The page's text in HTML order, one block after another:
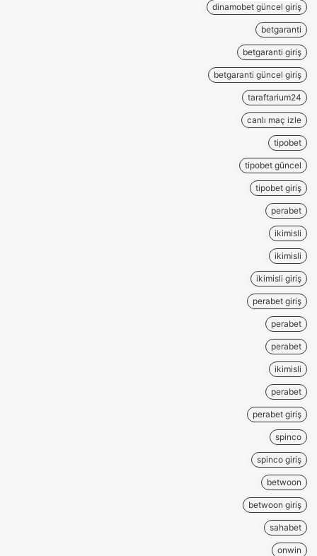
dinamobet güncel giriş
betgaranti
betgaranti giriş
betgaranti güncel giriş
taraftarium24
canlı maç izle
tipobet
tipobet güncel
tipobet giriş
perabet
ikimisli
ikimisli
ikimisli giriş
perabet giriş
perabet
perabet
ikimisli
perabet
perabet giriş
spinco
spinco giriş
betwoon
betwoon giriş
sahabet
onwin